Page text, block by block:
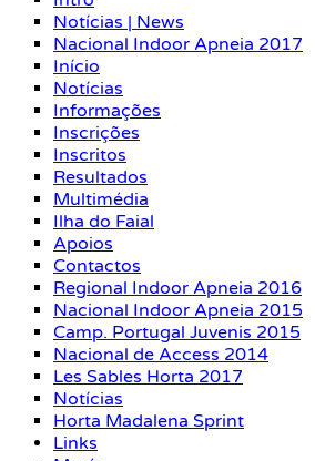
Notícias | News
Nacional Indoor Apneia 2017
Início
Notícias
Informações
Inscrições
Inscritos
Resultados
Multimédia
Ilha do Faial
Apoios
Contactos
Regional Indoor Apneia 2016
Nacional Indoor Apneia 2015
Camp. Portugal Juvenis 2015
Nacional de Access 2014
Les Sables Horta 2017
Notícias
Horta Madalena Sprint
Links